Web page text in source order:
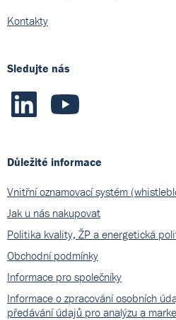
Kontakty
Sledujte nás
Důležité informace
Vnitřní oznamovací systém
Jak u nás nakupovat
Politika kvality, ŽP a energetická
Obchodní podmínky
Informace pro společníky
Informace o zpracování osobních
předávání údajů pro analýzu a